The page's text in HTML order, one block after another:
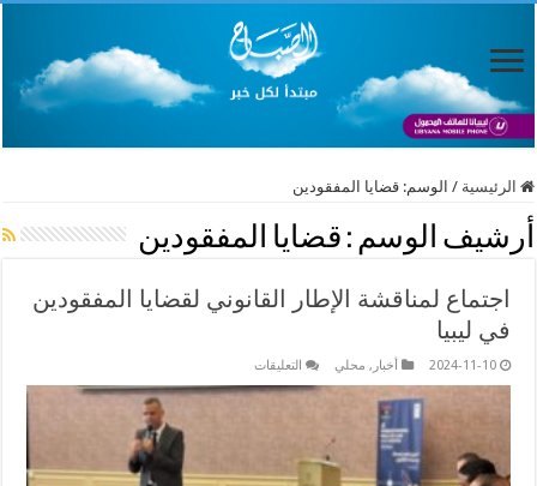
الرئيسية / الوسم:قضايا المفقودين
أرشيف الوسم : قضايا المفقودين
اجتماع لمناقشة الإطار القانوني لقضايا المفقودين
في ليبيا
2024-11-10 أخبار , محلي التعليقات
لمناقشة
في